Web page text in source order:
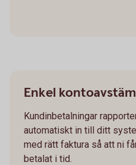
Enkel
Kundinbetalningar
automatiskt in till ditt
med rätt faktura så att ni
betalat i tid.